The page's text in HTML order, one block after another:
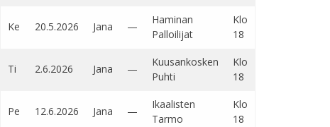
Ke 20.5.2026 Jana —
Haminan
Palloilijat
Klo
18
Ti 2.6.2026 Jana —
Kuusankosken
Puhti
Klo
18
Pe 12.6.2026 Jana —
Ikaalisten
Tarmo
Klo
18